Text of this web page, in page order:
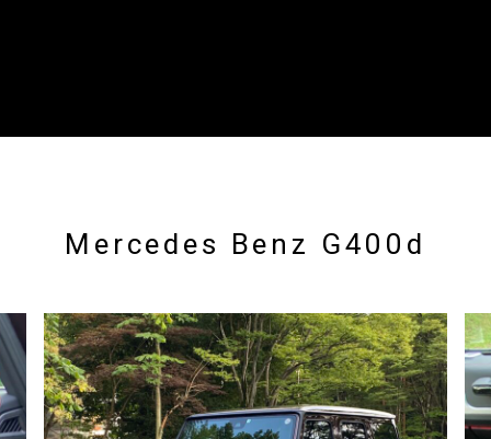
Mercedes Benz G400d